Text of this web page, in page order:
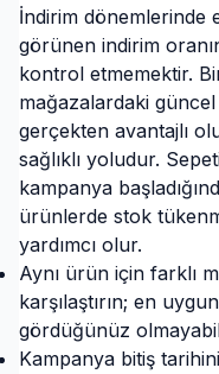
İndirim dönemlerinde
görünen indirim
kontrol etmemektir.
mağazalardaki güncel
gerçekten avantajlı
sağlıklı yoludur.
kampanya
ürünlerde stok
yardımcı olur.
Aynı ürün için farklı
karşılaştırın; en
gördüğünüz
Kampanya bitiş